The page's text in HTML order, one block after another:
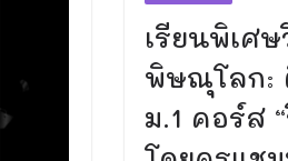
เรียนพิเศ
พิษณุโลก:
ม.1 คอร์ส